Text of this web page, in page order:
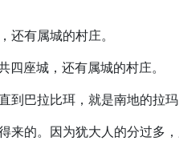
还有属城的村庄。
四座城，还有属城的村庄。
到巴拉比珥，就是南地的拉
来的。因为犹大人的分过多